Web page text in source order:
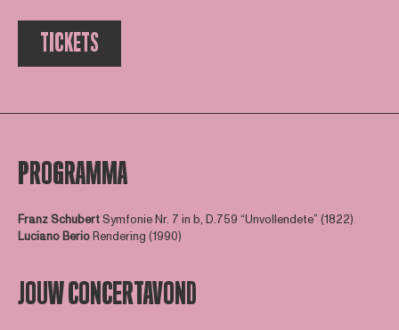
TICKETS
PROGRAMMA
Franz SchubertSymfonie Nr. 7 in b, D.759 “Unvollendete” (1822)
Luciano BerioRendering (1990)
JOUW CONCERTAVOND